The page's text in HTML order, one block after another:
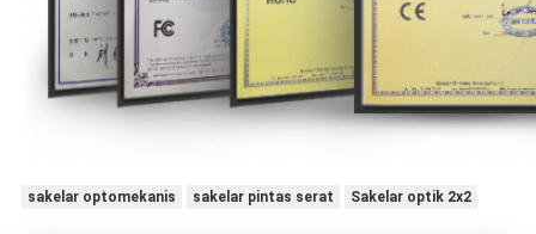
sakelar optomekanis sakelar pintas serat Sakelar optik 2x2